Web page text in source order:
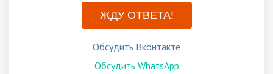
ЖДУ ОТВЕТА!
Обсудить Вконтакте
Обсудить WhatsApp